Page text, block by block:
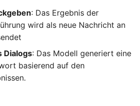
: Das Ergebnis der
wird als neue Nachricht an
Dialogs: Das Modell generiert eine
basierend auf den